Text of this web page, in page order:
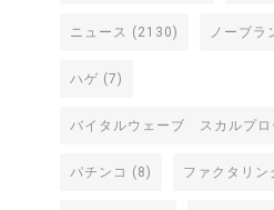
ニュース (2130) ノーブラ
ハゲ (7)
バイタルウェーブ スカルプロ
パチンコ (8) ファクタリン